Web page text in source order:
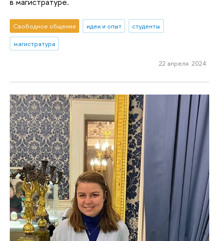
Свободное общение идеи и опыт
студенты
магистратура
22 апреля 2024